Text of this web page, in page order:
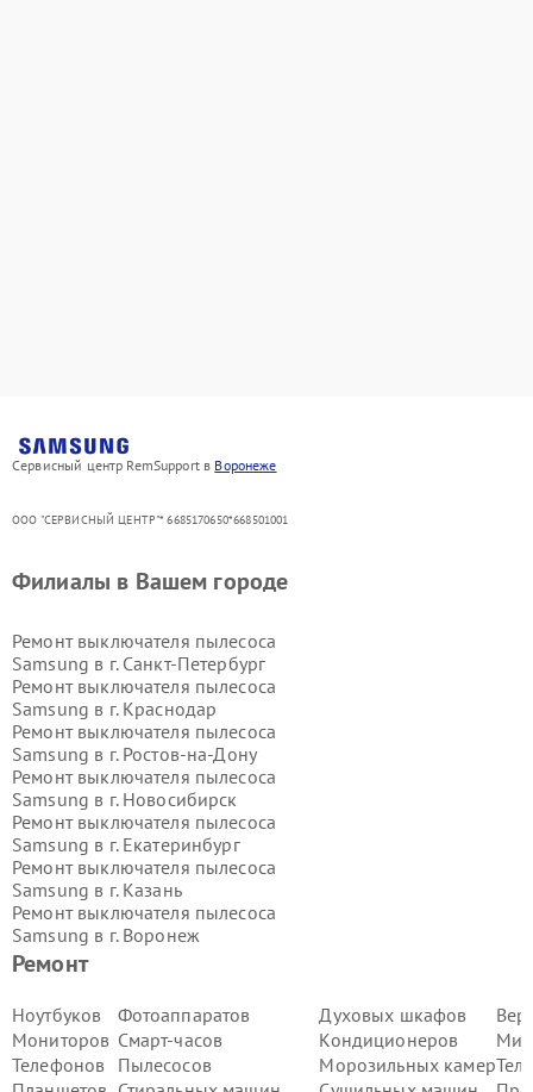
Сервисный центр RemSupport в Воронеже
ООО "СЕРВИСНЫЙ ЦЕНТР"* 6685170650*668501001
Ремонт
Ноутбуков
Мониторов
Телефонов
Фотоаппаратов
Смарт-часов
Пылесосов
Духовых шкафов
Кондиционеров
Морозильных камер
Филиалы в Вашем городе
Ремонт выключателя пылесоса
Samsung в г. Санкт-Петербург
Ремонт выключателя пылесоса
Samsung в г. Краснодар
Ремонт выключателя пылесоса
Samsung в г. Ростов-на-Дону
Ремонт выключателя пылесоса
Samsung в г. Новосибирск
Ремонт выключателя пылесоса
Samsung в г. Екатеринбург
Ремонт выключателя пылесоса
Samsung в г. Казань
Ремонт выключателя пылесоса
Samsung в г. Воронеж
Ремонт выключателя пылесоса
Samsung в г.
Ремонт выключателя пылесоса
Samsung в г.Самара
Ремонт выключателя пылесоса
Samsung в г. Пермь